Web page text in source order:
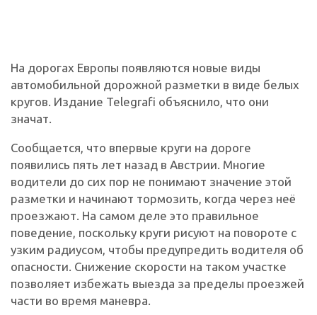
На дорогах Европы появляются новые виды
автомобильной дорожной разметки в виде белых
кругов. Издание Telegrafi объяснило, что они
значат.
Сообщается, что впервые круги на дороге
появились пять лет назад в Австрии. Многие
водители до сих пор не понимают значение этой
разметки и начинают тормозить, когда через неё
проезжают. На самом деле это правильное
поведение, поскольку круги рисуют на повороте с
узким радиусом, чтобы предупредить водителя об
опасности. Снижение скорости на таком участке
позволяет избежать выезда за пределы проезжей
части во время маневра.